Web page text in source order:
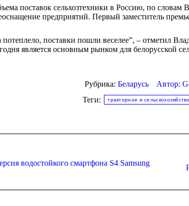
поставок сельхозтехники в Россию, по
предприятий. Первый заместитель
потеплело, поставки пошли веселее”, – отметил
является основным рынком для белорусской
Рубрика: Беларусь Автор:
Теги:
тракторное и
водостойкого смартфона S4 Samsung